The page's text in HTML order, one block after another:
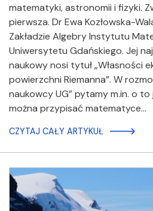
matematyki, astronomii i fizyki.
pierwsza. Dr Ewa Kozłowska-
Zakładzie Algebry Instytutu
Uniwersytetu Gdańskiego. Jej
naukowy nosi tytuł „Własności
powierzchni Riemanna”. W
naukowcy UG” pytamy m.in. o
można przypisać matematyce…
CZYTAJ CAŁY ARTYKUŁ